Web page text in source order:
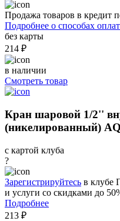
Продажа товаров в кредит
Подробнее о способах
без карты
214 ₽
в наличии
Смотреть товар
Кран шаровой 1/2''
(никелированный)
с картой клуба
?
Зарегистрируйтесь в клубе
и услуги со скидками до
Подробнее
213 ₽